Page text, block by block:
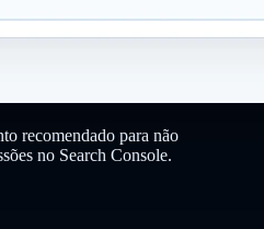
recomendado para não
no Search Console.